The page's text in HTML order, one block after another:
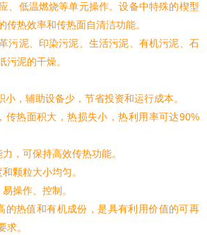
、低温燃烧等单元操作。设备中特殊的楔型
传热效率和传热面自清洁功能。
污泥、印染污泥、生活污泥、有机污泥、石
污泥的干燥。
，辅助设备少，节省投资和运行成本。
传热面积大，热损失小，热利用率可达90%
，可保持高效传热功能。
颗粒大小均匀。
操作、控制。
的热值和有机成份，是具有利用价值的可再
求。